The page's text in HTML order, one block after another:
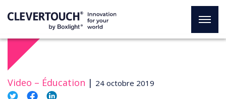
Video – Éducation | 24 octobre 2019